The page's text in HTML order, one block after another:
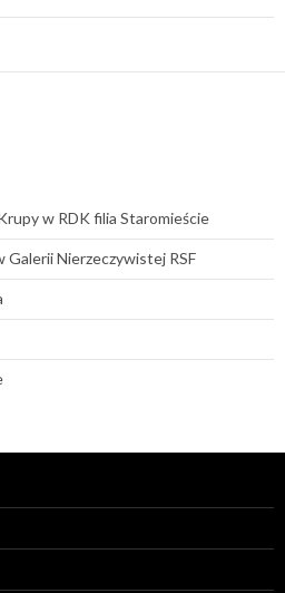
w RDK filia Staromieście
Galerii Nierzeczywistej RSF